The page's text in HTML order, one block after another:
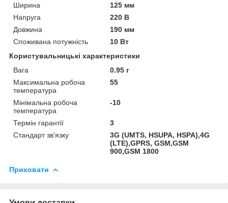
Ширина
125 мм
Напруга
220 В
Довжина
190 мм
Споживана потужність
10 Вт
Користувальницькі характеристики
Вага
0.95 г
Максимальна робоча
температура
55
Мінімальна робоча
температура
-10
Термін гарантії
3
Стандарт зв'язку
3G (UMTS, HSUPA, HSPA),4G
(LTE),GPRS, GSM,GSM
900,GSM 1800
Приховати